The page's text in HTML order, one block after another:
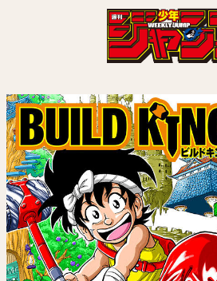
新刊情報
編集部からのお知らせ
お知らせ
連載作品
雑誌
定期購読